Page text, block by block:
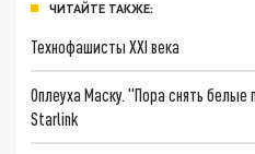
ЧИТАЙТЕ ТАКЖЕ:
Технофашисты XXI века
Оплеуха Маску. "Пора снять белые
Starlink